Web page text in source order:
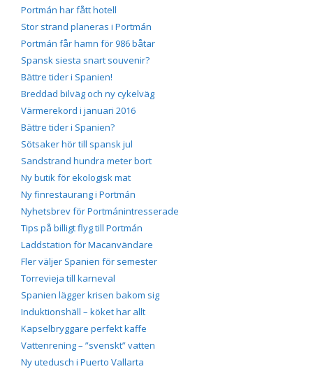
Portmán har fått hotell
Stor strand planeras i Portmán
Portmán får hamn för 986 båtar
Spansk siesta snart souvenir?
Bättre tider i Spanien!
Breddad bilväg och ny cykelväg
Värmerekord i januari 2016
Bättre tider i Spanien?
Sötsaker hör till spansk jul
Sandstrand hundra meter bort
Ny butik för ekologisk mat
Ny finrestaurang i Portmán
Nyhetsbrev för Portmánintresserade
Tips på billigt flyg till Portmán
Laddstation för Macanvändare
Fler väljer Spanien för semester
Torrevieja till karneval
Spanien lägger krisen bakom sig
Induktionshäll – köket har allt
Kapselbryggare perfekt kaffe
Vattenrening – ”svenskt” vatten
Ny utedusch i Puerto Vallarta